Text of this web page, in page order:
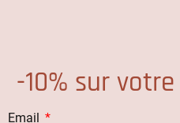
-10% sur votre
Email